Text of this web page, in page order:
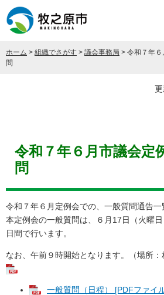
ー
先
頭
ニ
を
飛
ホーム > 組織でさがす > 議会事務局 > 令和７年
問
令和７年６月市議会
問
令和７年６月定例会での、一般質問通告一
本定例会の一般質問は、６月17日（火曜
日間で行います。
なお、午前９時開始となります。（場所
一般質問（日程） [PDFファイ